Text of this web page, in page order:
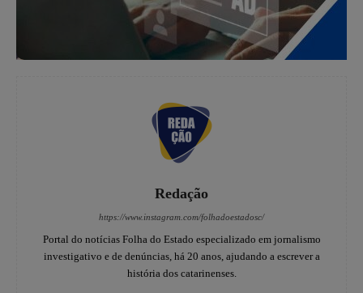
Redação
https://www.instagram.com/folhadoestadosc/
Portal do notícias Folha do Estado especializado em jornalismo
investigativo e de denúncias, há 20 anos, ajudando a escrever a
história dos catarinenses.